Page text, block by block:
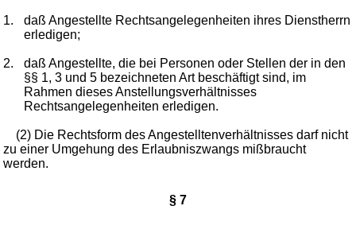
1.
daß Angestellte Rechtsangelegenheiten ihres Dienstherrn
erledigen;
2.
daß Angestellte, die bei Personen oder Stellen der in den
§§ 1, 3 und 5 bezeichneten Art beschäftigt sind, im
Rahmen dieses Anstellungsverhältnisses
Rechtsangelegenheiten erledigen.
(2) Die Rechtsform des Angestelltenverhältnisses darf nicht
zu einer Umgehung des Erlaubniszwangs mißbraucht
werden.
§ 7